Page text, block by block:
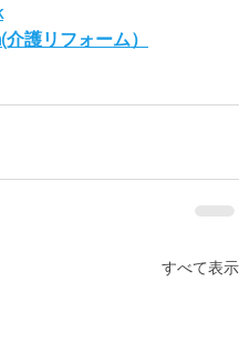
護リフォーム）
すべて表示